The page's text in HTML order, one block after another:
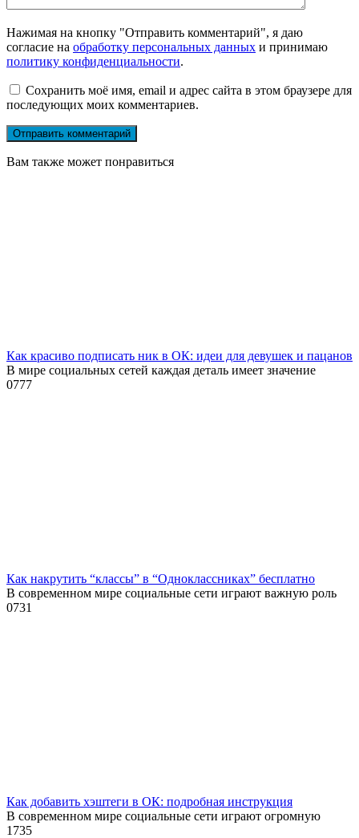
Нажимая на кнопку "Отправить комментарий", я даю
согласие на обработку персональных данных и принимаю
политику конфиденциальности.
Сохранить моё имя, email и адрес сайта в этом браузере для
последующих моих комментариев.
Вам также может понравиться
Как красиво подписать ник в ОК: идеи для девушек и пацанов
В мире социальных сетей каждая деталь имеет значение
0777
Как накрутить “классы” в “Одноклассниках” бесплатно
В современном мире социальные сети играют важную роль
0731
Как добавить хэштеги в ОК: подробная инструкция
В современном мире социальные сети играют огромную
1 735